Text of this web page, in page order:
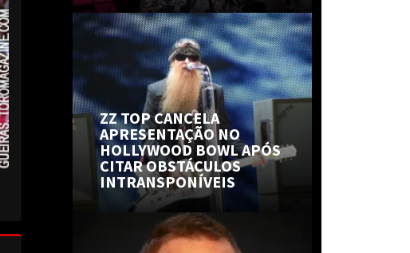
ZZ TOP CANCELA
APRESENTAÇÃO NO
HOLLYWOOD BOWL APÓS
CITAR OBSTÁCULOS
INTRANSPONÍVEIS